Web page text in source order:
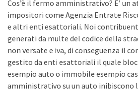
Cos’è il fermo amministrativo? E’ un
impositori come Agenzia Entrate
e altri enti esattoriali. Noi
generati da multe del codice della
non versate e iva, di conseguenza il
gestito da enti esattoriali il quale
esempio auto o immobile esempio
amministrativo su un auto inibiscono